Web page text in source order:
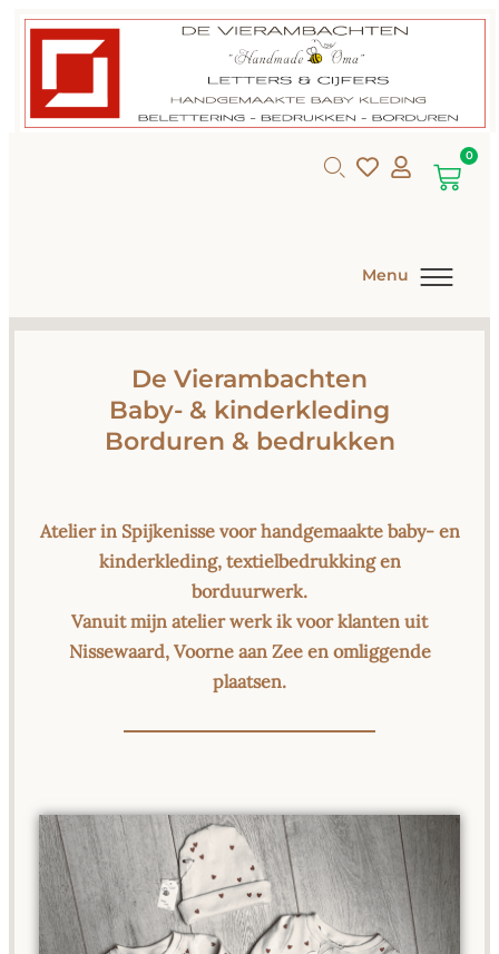
0
Menu
De Vierambachten
Baby- & kinderkleding
Borduren & bedrukken
Atelier in Spijkenisse voor handgemaakte baby- en
kinderkleding, textielbedrukking en
borduurwerk.
Vanuit mijn atelier werk ik voor klanten uit
Nissewaard, Voorne aan Zee en omliggende
plaatsen.